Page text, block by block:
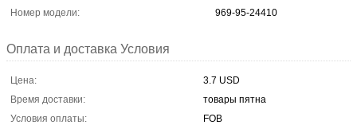
Номер модели:
969-95-24410
Оплата и доставка Условия
Цена:
3.7 USD
Время доставки:
товары пятна
Условия оплаты:
FOB